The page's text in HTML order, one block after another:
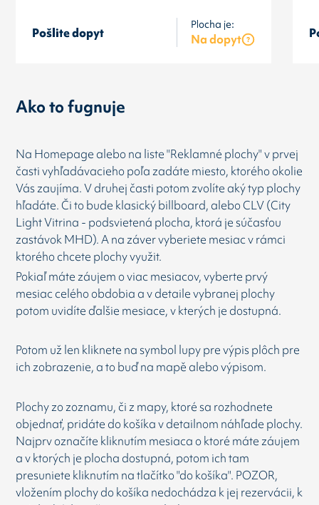
Pošlite dopyt
Plocha je:
Na dopyt
Ako to fugnuje
Na Homepage alebo na liste "Reklamné plochy" v prvej
časti vyhľadávacieho poľa zadáte miesto, ktorého okolie
Vás zaujíma. V druhej časti potom zvolíte aký typ plochy
hľadáte. Či to bude klasický billboard, alebo CLV (City
Light Vitrina - podsvietená plocha, ktorá je súčasťou
zastávok MHD). A na záver vyberiete mesiac v rámci
ktorého chcete plochy využit.
Pokiaľ máte záujem o viac mesiacov, vyberte prvý
mesiac celého obdobia a v detaile vybranej plochy
potom uvidíte ďalšie mesiace, v kterých je dostupná.
Potom už len kliknete na symbol lupy pre výpis plôch pre
ich zobrazenie, a to buď na mapě alebo výpisom.
Plochy zo zoznamu, či z mapy, ktoré sa rozhodnete
objednať, pridáte do košíka v detailnom náhľade plochy.
Najprv označíte kliknutím mesiaca o ktoré máte záujem
a v ktorých je plocha dostupná, potom ich tam
presuniete kliknutím na tlačítko "do košíka". POZOR,
vložením plochy do košíka nedochádza k jej rezervácii, k